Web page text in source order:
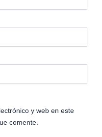
y web en este
comente.